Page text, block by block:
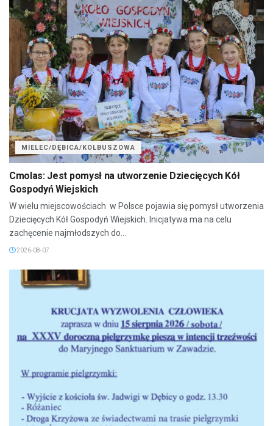
MIELEC/DĘBICA/KOLBUSZOWA
Cmolas: Jest pomysł na utworzenie Dziecięcych Kół
Gospodyń Wiejskich
W wielu miejscowościach w Polsce pojawia się pomysł utworzenia
Dziecięcych Kół Gospodyń Wiejskich. Inicjatywa ma na celu
zachęcenie najmłodszych do...
2026-08-07